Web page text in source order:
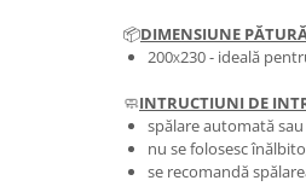
📦DIMENSIUNE
200X230 - ideală
🧼INTRUCTIUNI DE
spălare automată sau
nu se folosesc
se recomandă